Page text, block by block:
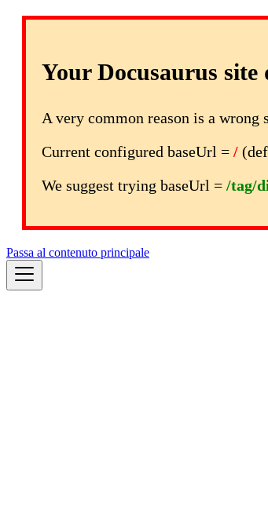
Your Docusaurus
A very common reason is a wrong
Current configured baseUrl = /
We suggest trying baseUrl = /tag/
Passa al contenuto principale